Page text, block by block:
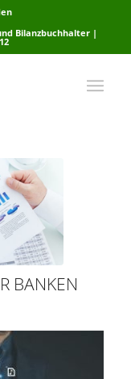
Bilanzbuchhalter |
BANKEN